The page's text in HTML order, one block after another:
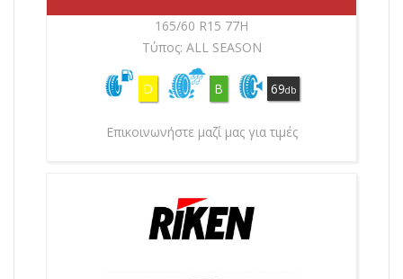
165/60 R15 77H
Τύπος: ALL SEASON
D B 69db
Επικοινωνήστε μαζί μας για τιμές